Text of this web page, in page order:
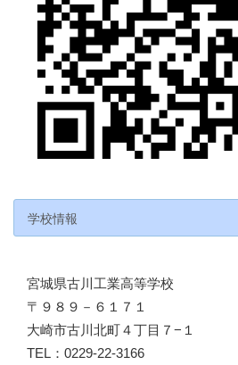
学校情報
宮城県古川工業高等学校
〒９８９－６１７１
大崎市古川北町４丁目７−１
TEL：0229-22-3166